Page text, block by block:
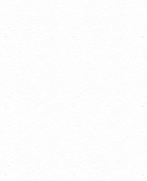
う箇所もございます